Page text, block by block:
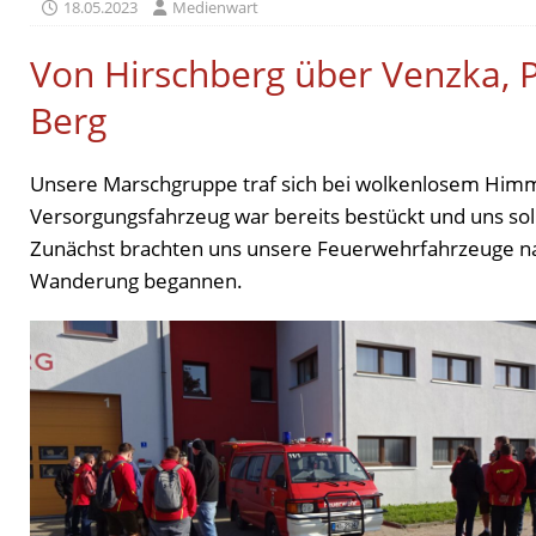
18.05.2023 Medienwart
Von Hirschberg über Venzka,
Berg
Unsere Marschgruppe traf sich bei wolkenlosem
Versorgungsfahrzeug war bereits bestückt und uns
Zunächst brachten uns unsere Feuerwehrfahrzeuge
Wanderung begannen.